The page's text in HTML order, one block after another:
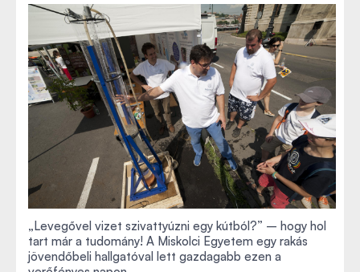
„Levegővel vizet szivattyúzni egy kútból?” – hogy hol
tart már a tudomány! A Miskolci Egyetem egy rakás
jövendőbeli hallgatóval lett gazdagabb ezen a